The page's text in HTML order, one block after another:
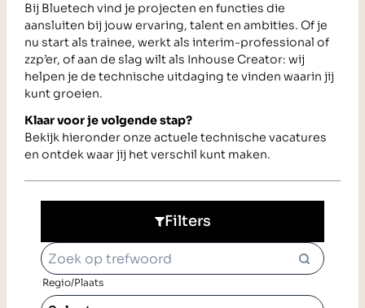
Bij Bluetech vind je projecten en functies die
aansluiten bij jouw ervaring, talent en ambities. Of je
nu start als trainee, werkt als interim-professional of
zzp’er, of aan de slag wilt als Inhouse Creator: wij
helpen je de technische uitdaging te vinden waarin jij
kunt groeien.
Klaar voor je volgende stap?
Bekijk hieronder onze actuele technische vacatures
en ontdek waar jij het verschil kunt maken.
Filters
Regio/Plaats